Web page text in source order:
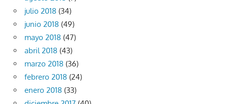
julio 2018 (34)
junio 2018 (49)
mayo 2018 (47)
abril 2018 (43)
marzo 2018 (36)
febrero 2018 (24)
enero 2018 (33)